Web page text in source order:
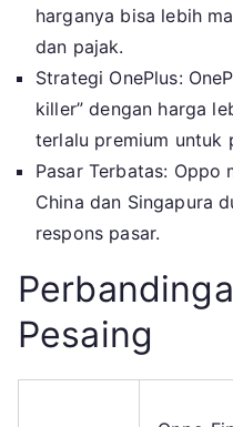
harganya bisa lebih
dan pajak.
Strategi OnePlus:
killer” dengan harga
terlalu premium untuk
Pasar Terbatas: Oppo
China dan Singapura
respons pasar.
Pesaing